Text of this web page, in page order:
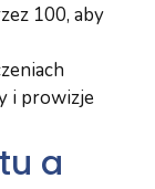
100, aby
i prowizje
a